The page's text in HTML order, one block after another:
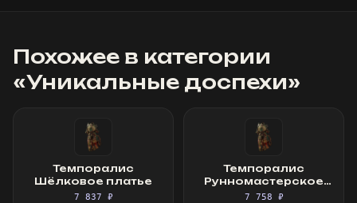
Похожее в категории
«Уникальные доспехи»
Темпоралис
Шёлковое платье
7 837 ₽
Темпоралис
Рунномастерское
Шёлковое платье
7 758 ₽